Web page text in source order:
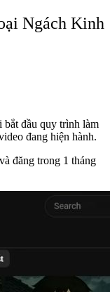
Ngách Kinh
bắt đầu quy trình làm
đang hiện hành.
đăng trong 1 tháng